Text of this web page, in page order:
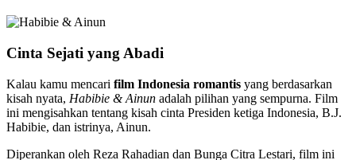
Cinta Sejati yang Abadi
Kalau kamu mencari film Indonesia romantis yang berdasarkan
kisah nyata, Habibie & Ainun adalah pilihan yang sempurna. Film
ini mengisahkan tentang kisah cinta Presiden ketiga Indonesia, B.J.
Habibie, dan istrinya, Ainun.
Diperankan oleh Reza Rahadian dan Bunga Citra Lestari, film ini